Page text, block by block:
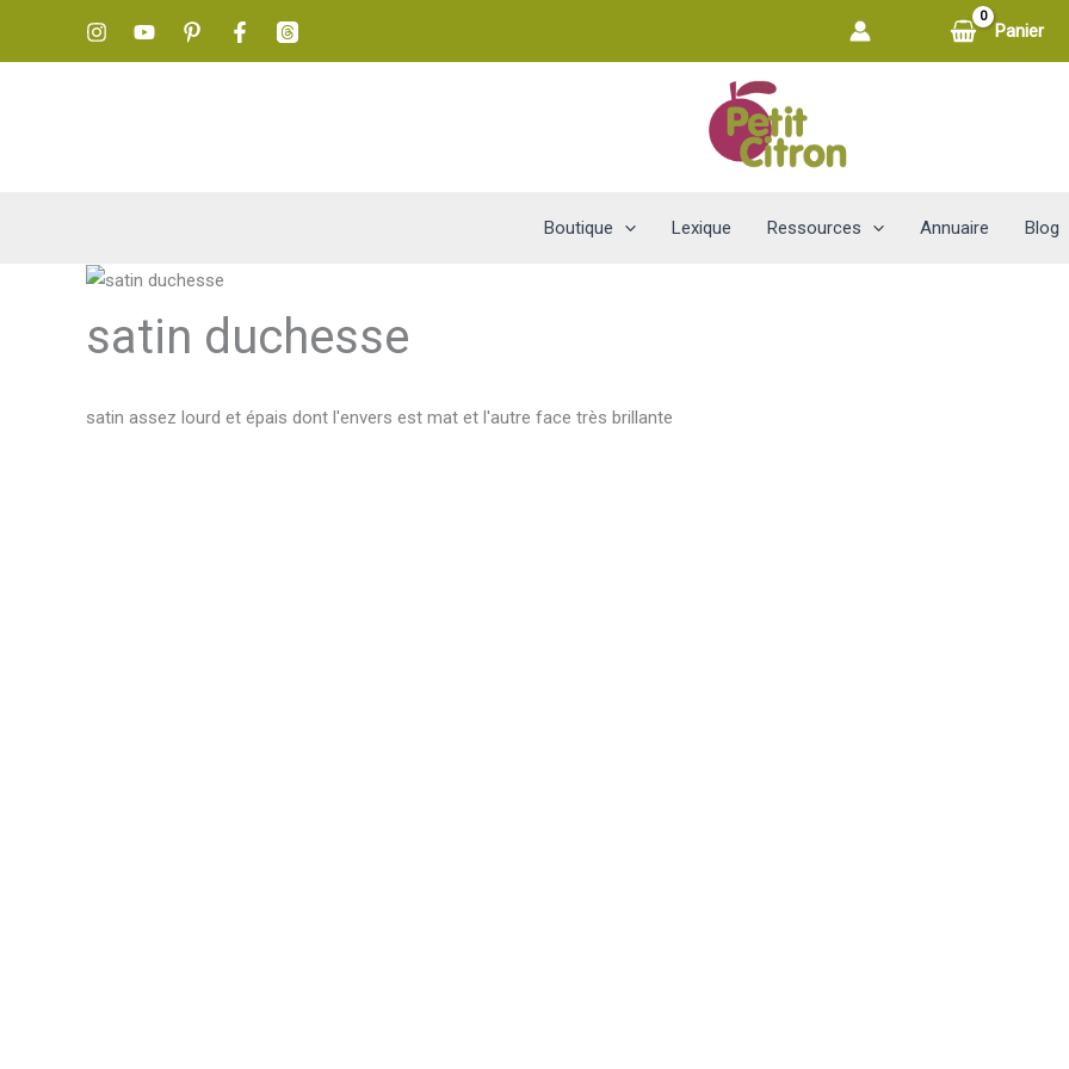
Panier
Boutique Lexique Ressources Annuaire Blog
satin duchesse
satin assez lourd et épais dont l'envers est mat et l'autre face très brillante